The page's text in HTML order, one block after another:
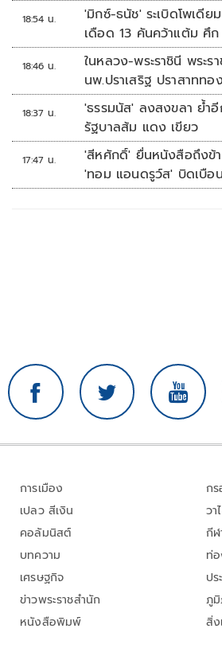
18:54 น.
'มิกซ์-ธนัช' ระเบิดโพเดี
เดือด 13 คันคว้าแต้ม ศึ
18:46 น.
ในหลวง-พระราชินี พระร
นพ.ปราเสริฐ ปราสาททอ
18:37 น.
'ธรรมนัส' ลงสงขลา ย้ำ
รัฐบาลส้ม แดง เขียว
17:47 น.
'สีหศักดิ์' ยื่นหนังสือถึงข้
'ทอม แอนดรูว์ส' บิดเบือ
ประโยชน์ทางการเมือง
การเมือง
เปลว สีเงิน
คอลัมนิสต์
บทความ
เศรษฐกิจ
ข่าวพระราชสำนัก
หนังสือพิมพ์
ก
วา
กีฬ
ท่
ป
ภู
สิ่